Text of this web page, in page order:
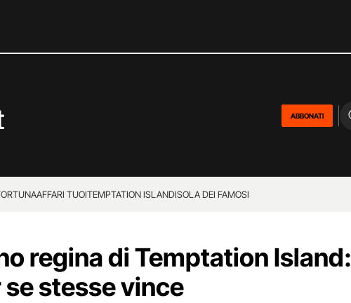
ABBONATI
AFFARI TUOITEMPTATION ISLANDISOLA DEI FAMOSI
regina di Temptation Island:
se stesse vince